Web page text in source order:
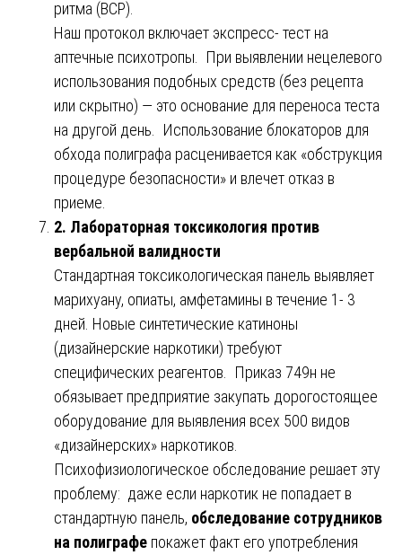
ритма (ВСР).
Наш протокол включает экспресс- тест на
аптечные психотропы. При выявлении нецелевого
использования подобных средств (без рецепта
или скрытно) — это основание для переноса теста
на другой день. Использование блокаторов для
обхода полиграфа расценивается как «обструкция
процедуре безопасности» и влечет отказ в
приеме.
2. Лабораторная токсикология против
вербальной валидности
Стандартная токсикологическая панель выявляет
марихуану, опиаты, амфетамины в течение 1- 3
дней. Новые синтетические катиноны
(дизайнерские наркотики) требуют
специфических реагентов. Приказ 749н не
обязывает предприятие закупать дорогостоящее
оборудование для выявления всех 500 видов
«дизайнерских» наркотиков.
Психофизиологическое обследование решает эту
проблему: даже если наркотик не попадает в
стандартную панель, обследование сотрудников
на полиграфе покажет факт его употребления